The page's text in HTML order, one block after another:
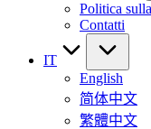
Politica
Contatti
IT
English
简体中文
繁體中文